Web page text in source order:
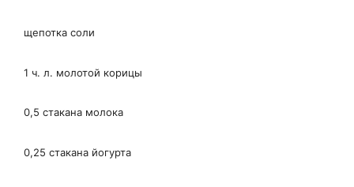
щепотка соли
1 ч. л. молотой корицы
0,5 стакана молока
0,25 стакана йогурта